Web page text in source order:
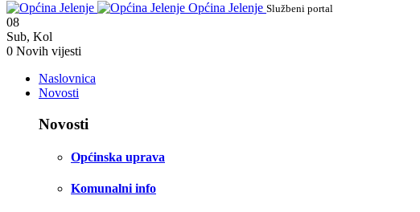
Općina Jelenje Službeni portal
08
Sub, Kol
0 Novih vijesti
Naslovnica
Novosti
Novosti
Općinska uprava
Komunalni info